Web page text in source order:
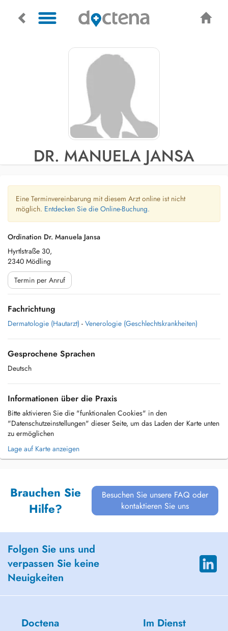
DR. MANUELA JANSA
Eine Terminvereinbarung mit diesem Arzt online ist nicht
möglich. Entdecken Sie die Online-Buchung.
Ordination Dr. Manuela Jansa
Hyrtlstraße 30,
2340 Mödling
Termin per Anruf
Fachrichtung
Dermatologie (Hautarzt) - Venerologie (Geschlechtskrankheiten)
Gesprochene Sprachen
Deutsch
Informationen über die Praxis
Bitte aktivieren Sie die "funktionalen Cookies" in den
"Datenschutzeinstellungen" dieser Seite, um das Laden der Karte unten
zu ermöglichen
Lage auf Karte anzeigen
Brauchen Sie
Hilfe?
Besuchen Sie unsere FAQ oder
kontaktieren Sie uns
Folgen Sie uns und
verpassen Sie keine
Neuigkeiten
Doctena Im Dienst